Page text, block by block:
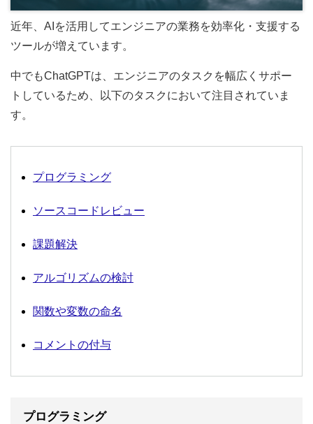
近年、AIを活用してエンジニアの業務を効率化・支援する
ツールが増えています。
中でもChatGPTは、エンジニアのタスクを幅広くサポー
トしているため、以下のタスクにおいて注目されていま
す。
プログラミング
ソースコードレビュー
課題解決
アルゴリズムの検討
関数や変数の命名
コメントの付与
プログラミング